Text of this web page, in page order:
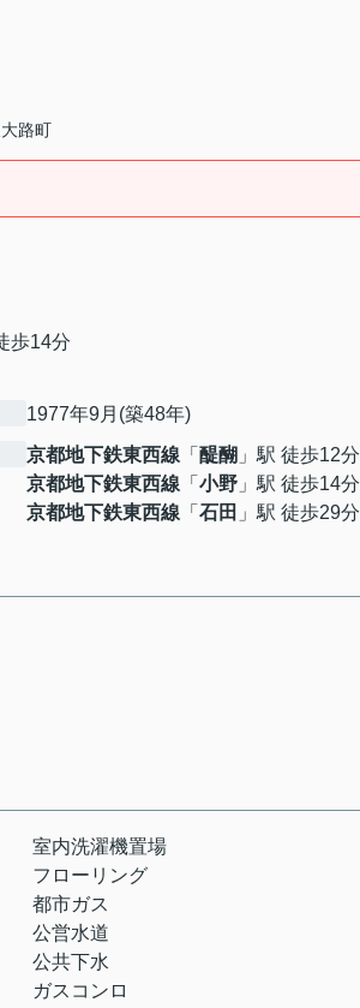
路町
歩14分
1977年9月(築48年)
京都地下鉄東西線 「 醍醐 」駅 徒歩12分
京都地下鉄東西線 「 小野 」駅 徒歩14分
京都地下鉄東西線 「 石田 」駅 徒歩29分
室内洗濯機置場
フローリング
都市ガス
公営水道
公共下水
ガスコンロ